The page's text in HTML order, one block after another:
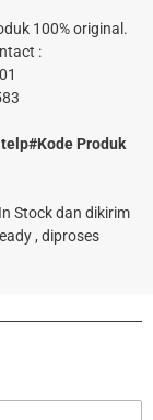
100% original.
:
Produk
Stock dan dikirim
, diproses